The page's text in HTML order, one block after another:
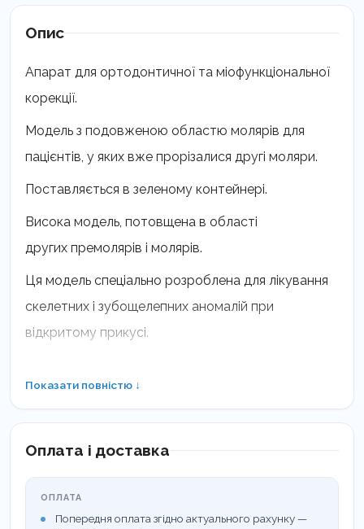
Опис
Апарат для ортодонтичної та міофункціональної
корекції.
Модель з подовженою областю молярів для
пацієнтів, у яких вже прорізалися другі моляри.
Поставляється в зеленому контейнері.
Висока модель, потовщена в області
других премолярів і молярів.
Ця модель спеціально розроблена для лікування
скелетних і зубощелепних аномалій при
відкритому прикусі.
покращена якість поверхні (A-1, SPI AR-106)
у посилених моделях спеціальна жорстка вставка
форма зубної дуги вузької моделі ЛМ-Активатор2
відповідає стандартним ЛМ-Активаторам
Показати повністю ↓
Оплата і доставка
ОПЛАТА
Попередня оплата згідно актуального рахунку —